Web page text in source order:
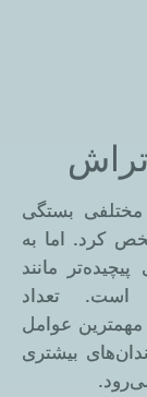
بستگی
کرد. اما به
مانند
است. تعداد
مهمترین عوامل
بیشتری